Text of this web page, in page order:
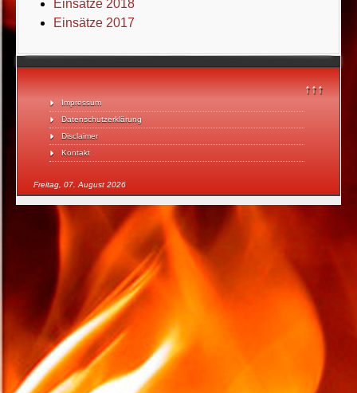
↑↑↑
Impressum
Datenschutzerklärung
Disclaimer
Kontakt
Freitag, 07. August 2026
Einsätze 2018
Einsätze 2017